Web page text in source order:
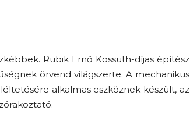
Rubik Ernő Kossuth-díjas építész
örvend világszerte. A mechanikus
alkalmas eszköznek készült, az